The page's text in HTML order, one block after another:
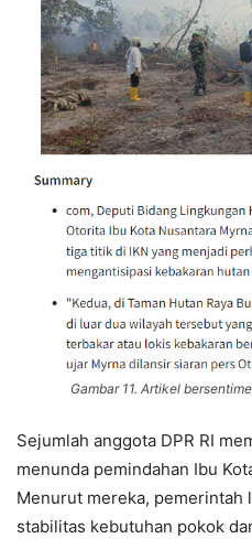
Gambar 11. Artikel
Sejumlah anggota DPR RI
menunda pemindahan Ibu
Menurut mereka, pemerintah
stabilitas kebutuhan pokok